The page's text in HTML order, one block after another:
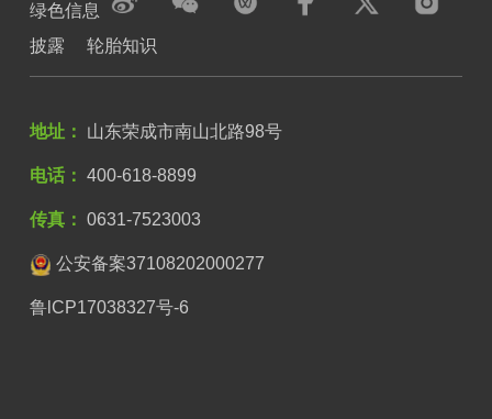
绿色信息
披露
轮胎知识
地址： 山东荣成市南山北路98号
电话： 400-618-8899
传真： 0631-7523003
公安备案37108202000277
鲁lCP17038327号-6